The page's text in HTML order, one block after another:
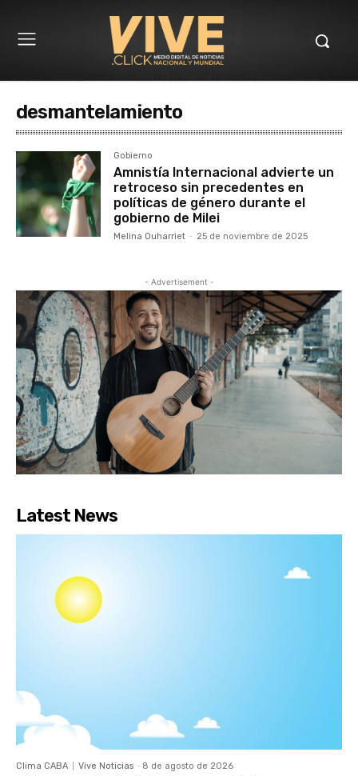
desmantelamiento
Gobierno
Amnistía Internacional advierte un
retroceso sin precedentes en
políticas de género durante el
gobierno de Milei
Melina Ouharriet - 25 de noviembre de 2025
- Advertisement -
Latest News
Clima CABA Vive Noticias - 8 de agosto de 2026